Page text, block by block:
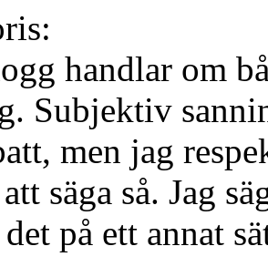
handlar om
Subjektiv
men jag
säga så. Jag
på ett annat